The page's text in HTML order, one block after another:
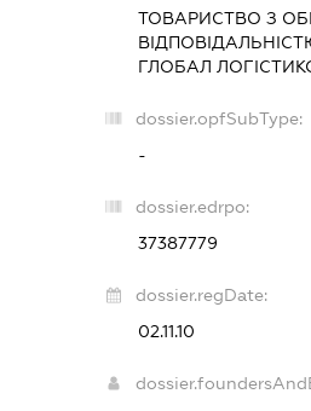
ТОВАРИСТВО З
ГЛОБАЛ
dossier.opfSubType:
-
dossier.edrpo:
37387779
dossier.regDate:
02.11.10